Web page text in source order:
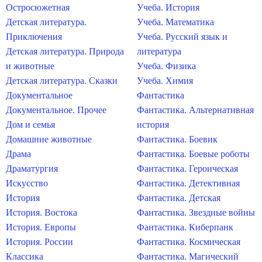
Остросюжетная
Детская литература.
Приключения
Детская литература. Природа
и животные
Детская литература. Сказки
Документальное
Документальное. Прочее
Дом и семья
Домашние животные
Драма
Драматургия
Искусство
История
История. Востока
История. Европы
История. России
Классика
Учеба. История
Учеба. Математика
Учеба. Русский язык и
литература
Учеба. Физика
Учеба. Химия
Фантастика
Фантастика. Альтернативная
история
Фантастика. Боевик
Фантастика. Боевые роботы
Фантастика. Героическая
Фантастика. Детективная
Фантастика. Детская
Фантастика. Звездные войны
Фантастика. Киберпанк
Фантастика. Космическая
Фантастика. Магический